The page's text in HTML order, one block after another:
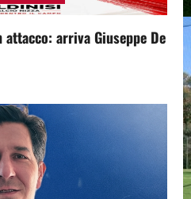
arriva Giuseppe De